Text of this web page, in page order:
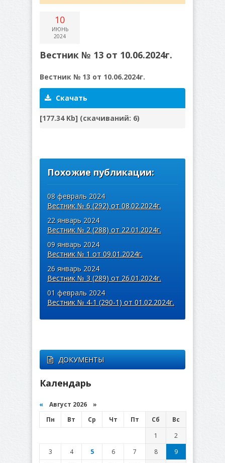
10
ИЮНЬ
2024
Вестник № 13 от 10.06.2024г.
Вестник № 13 от 10.06.2024г.
Скачать
[177.34 Kb] (cкачиваний: 6)
Похожие публикации:
08 февраль 2024
Вестник № 6 (292) от 08.02.2024г.
22 январь 2024
Вестник № 2 (288) от 22.01.2024г.
09 январь 2024
Вестник № 1 от 09.01.2024г.
26 январь 2024
Вестник № 3 (289) от 26.01.2024г.
01 февраль 2024
Вестник № 4-1 (290-1) от 01.02.2024г.
ДОКУМЕНТЫ
Календарь
« Август 2026 »
Пн
Вт Ср Чт Пт Сб
Вс
1
2
3
4 5 6 7 8
9